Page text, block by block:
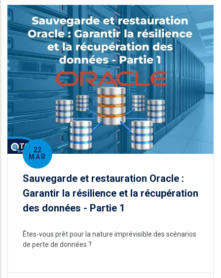
22
MAR
Sauvegarde et restauration Oracle :
Garantir la résilience et la récupération
des données - Partie 1
Êtes-vous prêt pour la nature imprévisible des scénarios
de perte de données ?